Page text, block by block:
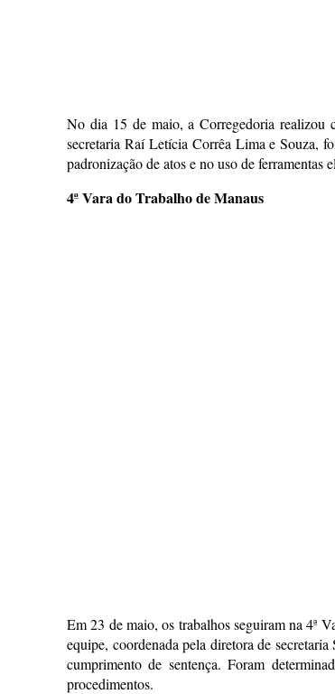
No dia 15 de maio, a Corregedoria realizou
secretaria Raí Letícia Corrêa Lima e Souza,
padronização de atos e no uso de ferramentas
4ª Vara do Trabalho de Manaus
Em 23 de maio, os trabalhos seguiram na 4ª
equipe, coordenada pela diretora de
cumprimento de sentença. Foram
procedimentos.